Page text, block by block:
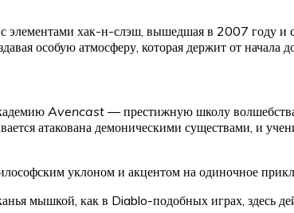
хак-н-слэш, вышедшая в 2007 году и
особую атмосферу, которая держит от начала
Avencast — престижную школу
атакована демоническими существами, и
уклоном и акцентом на одиночное
мышкой, как в Diablo-подобных играх, здесь